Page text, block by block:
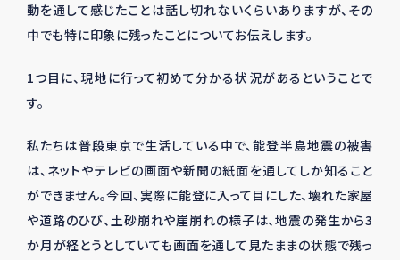
動を通して感じたことは話し切れないくらいありますが、その
中でも特に印象に残ったことについてお伝えします。
1つ目に、現地に行って初めて分かる状況があるということで
す。
私たちは普段東京で生活している中で、能登半島地震の被害
は、ネットやテレビの画面や新聞の紙面を通してしか知ること
ができません。今回、実際に能登に入って目にした、壊れた家屋
や道路のひび、土砂崩れや崖崩れの様子は、地震の発生から3
か月が経とうとしていても画面を通して見たままの状態で残っ